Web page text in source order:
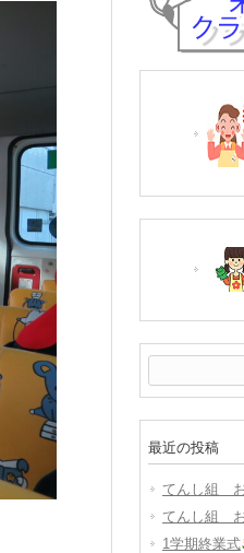
索:
最近の投稿
てんし組 お
てんし組 お
1学期終業式